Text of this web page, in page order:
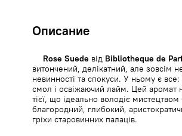
Описание
Rose Suede від Bibliotheque de
витончений, делікатний, але зовсім
невинності та спокуси. У ньому є
смол і освіжаючий лайм. Цей аромат
тієї, що ідеально володіє
благородний, глибокий,
гріхи старовинних палаців.